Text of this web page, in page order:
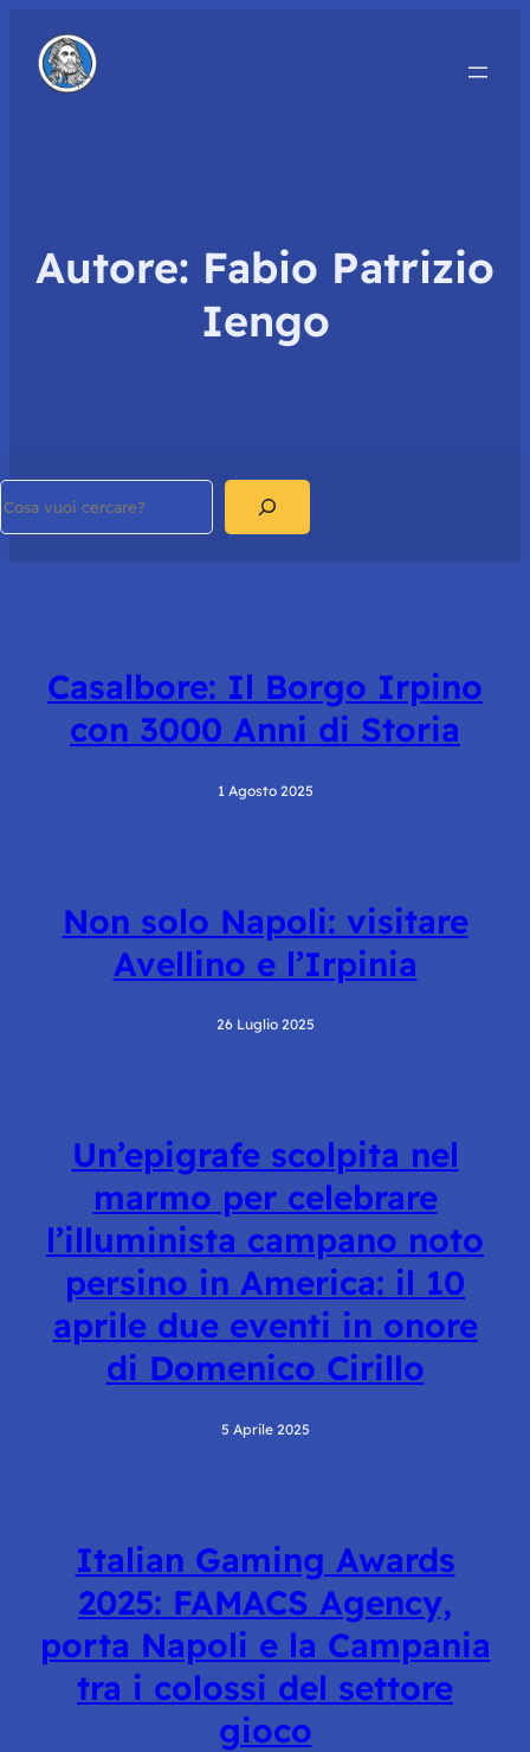
Autore: Fabio Patrizio
Iengo
Casalbore: Il Borgo Irpino
con 3000 Anni di Storia
1 Agosto 2025
Non solo Napoli: visitare
Avellino e l’Irpinia
26 Luglio 2025
Un’epigrafe scolpita nel
marmo per celebrare
l’illuminista campano noto
persino in America: il 10
aprile due eventi in onore
di Domenico Cirillo
5 Aprile 2025
Italian Gaming Awards
2025: FAMACS Agency,
porta Napoli e la Campania
tra i colossi del settore
gioco